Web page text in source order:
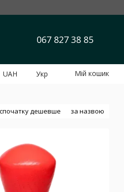
067 827 38 85
UAH Укр Мій кошик
спочатку дешевше за назвою